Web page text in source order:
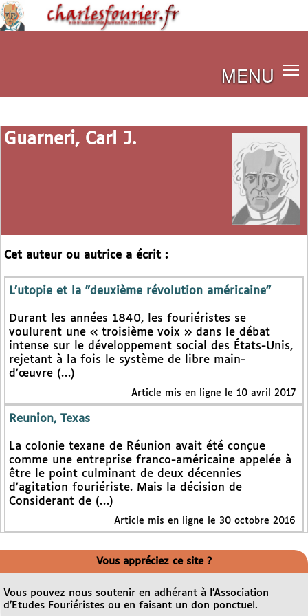
MENU
Guarneri, Carl J.
Cet auteur ou autrice a écrit :
L’utopie et la "deuxième révolution américaine"
Durant les années 1840, les fouriéristes se
voulurent une « troisième voix » dans le débat
intense sur le développement social des États-Unis,
rejetant à la fois le système de libre main-
d’œuvre (…)
Article mis en ligne le 10 avril 2017
Reunion, Texas
La colonie texane de Réunion avait été conçue
comme une entreprise franco-américaine appelée à
être le point culminant de deux décennies
d’agitation fouriériste. Mais la décision de
Considerant de (…)
Article mis en ligne le 30 octobre 2016
Vous appréciez ce site ?
Vous pouvez nous soutenir en adhérant à l’Association
d’Etudes Fouriéristes ou en faisant un don ponctuel.